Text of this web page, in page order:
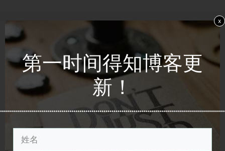
2025 年 7 月
(1)
2025 年 6 月(2)
2025 年 5 月 (1)
2025 年 4 月
2025 年 1 月(1)
2024 年 12 月(1)
2024 年 11 月
第一时间得知博客更
新！
x